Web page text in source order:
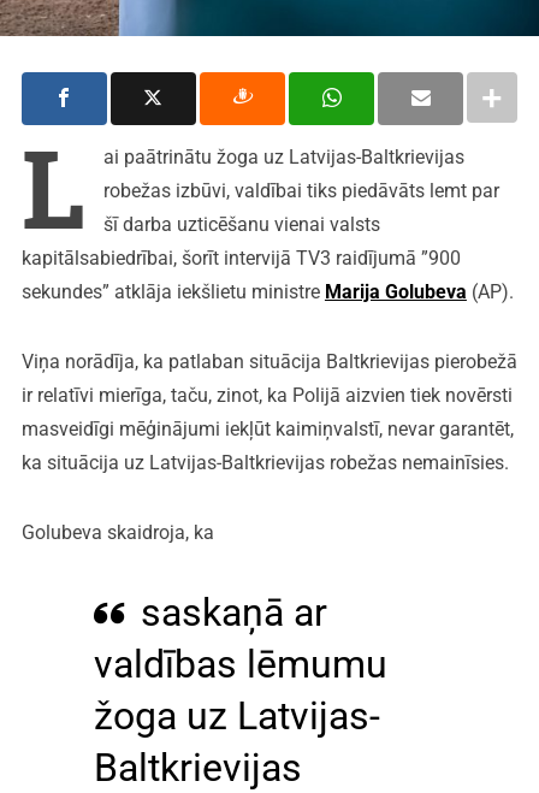
L
ai paātrinātu žoga uz Latvijas-Baltkrievijas
robežas izbūvi, valdībai tiks piedāvāts lemt par
šī darba uzticēšanu vienai valsts
kapitālsabiedrībai, šorīt intervijā TV3 raidījumā ”900
sekundes” atklāja iekšlietu ministre Marija Golubeva (AP).
Viņa norādīja, ka patlaban situācija Baltkrievijas pierobežā
ir relatīvi mierīga, taču, zinot, ka Polijā aizvien tiek novērsti
masveidīgi mēģinājumi iekļūt kaimiņvalstī, nevar garantēt,
ka situācija uz Latvijas-Baltkrievijas robežas nemainīsies.
Golubeva skaidroja, ka
saskaņā ar
valdības lēmumu
žoga uz Latvijas-
Baltkrievijas